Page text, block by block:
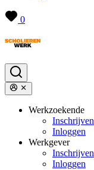
0
Werkzoekende
Inschrijven
Inloggen
Werkgever
Inschrijven
Inloggen